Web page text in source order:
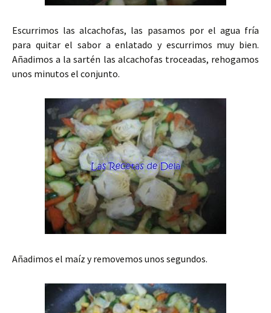
Escurrimos las alcachofas, las pasamos por el agua fría
para quitar el sabor a enlatado y escurrimos muy bien.
Añadimos a la sartén las alcachofas troceadas, rehogamos
unos minutos el conjunto.
Añadimos el maíz y removemos unos segundos.